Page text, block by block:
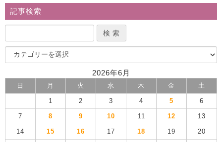
記事検索
2026年6月
日 月 火 水 木 金 土
1 2 3 4 5 6
7 8 9 10 11 12 13
14 15 16 17 18 19 20